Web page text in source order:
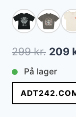
299kr. Den
pris
var:
209
På lager